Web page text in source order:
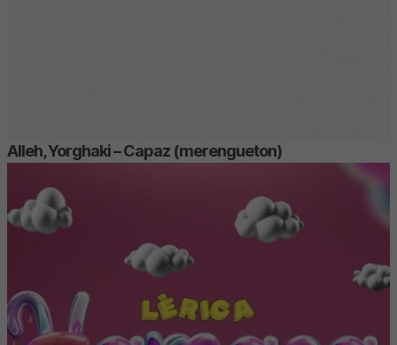
Alleh, Yorghaki – Capaz (merengueton)